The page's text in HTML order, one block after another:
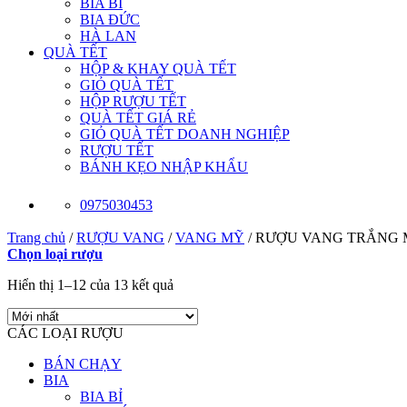
BIA BỈ
BIA ĐỨC
HÀ LAN
QUÀ TẾT
HỘP & KHAY QUÀ TẾT
GIỎ QUÀ TẾT
HỘP RƯỢU TẾT
QUÀ TẾT GIÁ RẺ
GIỎ QUÀ TẾT DOANH NGHIỆP
RƯỢU TẾT
BÁNH KẸO NHẬP KHẨU
0975030453
Trang chủ / RƯỢU VANG / VANG MỸ /RƯỢU VANG TRẮNG
Chọn loại rượu
Hiển thị 1–12 của 13 kết quả
CÁC LOẠI RƯỢU
BÁN CHẠY
BIA
BIA BỈ